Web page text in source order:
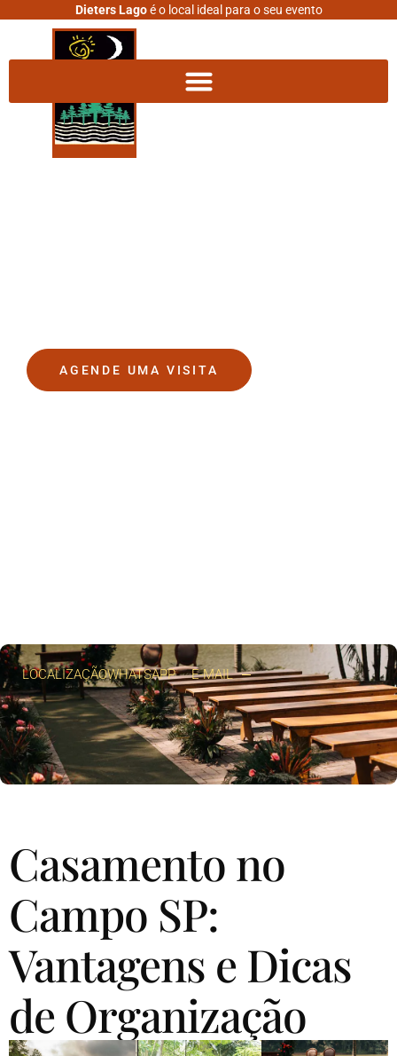
Dieters Lagoé o local ideal para o seu evento
AGENDE UMA VISITA
LOCALIZAÇÃOWHATSAPP E-MAIL
Casamento no
Campo SP:
Vantagens e Dicas
de Organização